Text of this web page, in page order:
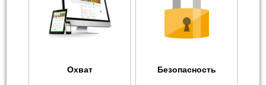
Охват Безопасность